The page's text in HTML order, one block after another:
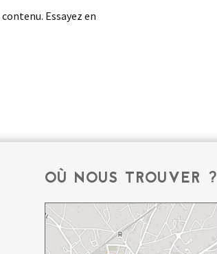
Essayez en
OÙ NOUS TROUVER ?